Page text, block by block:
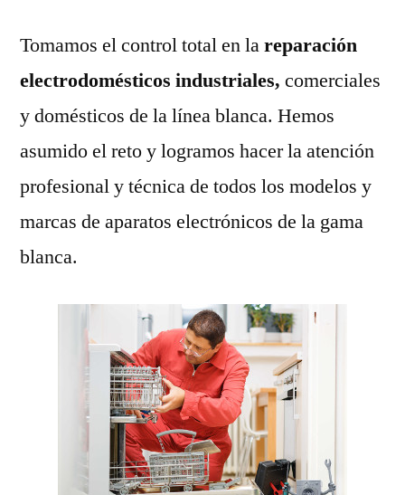
Tomamos el control total en lareparación
electrodomésticos industriales, comerciales
y domésticos de la línea blanca. Hemos
asumido el reto y logramos hacer la atención
profesional y técnica de todos los modelos y
marcas de aparatos electrónicos de la gama
blanca.